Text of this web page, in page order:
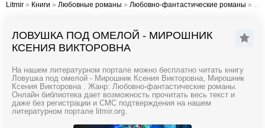
Litmir » Книги » Любовные романы » Любовно-фантастические романы » Ловушка под омелой - Мирошник Ксения Викторовна
ЛОВУШКА ПОД ОМЕЛОЙ - МИРОШНИК
КСЕНИЯ ВИКТОРОВНА
На нашем литературном портале можно бесплатно читать книгу
Ловушка под омелой - Мирошник Ксения Викторовна, Мирошник
Ксения Викторовна . Жанр: Любовно-фантастические романы.
Онлайн библиотека дает возможность прочитать весь текст и
даже без регистрации и СМС подтверждения на нашем
литературном портале litmir.org.